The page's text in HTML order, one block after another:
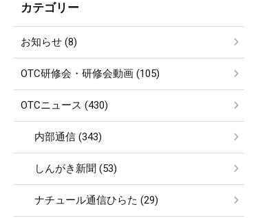
カテゴリー
お知らせ (8)
OTC研修会・研修会動画 (105)
OTCニュース (430)
内部通信 (343)
しんがき新聞 (53)
ナチュール通信ひらた (29)